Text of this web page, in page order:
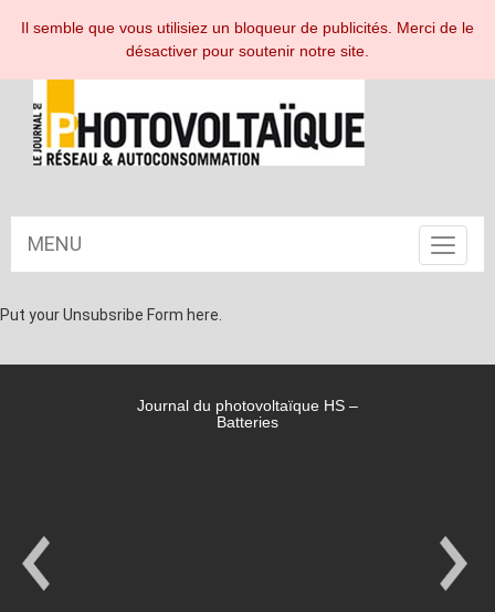
ESPACE ABONNÉ
MENU
Toggle
Put your Unsubsribe Form here.
Journal du photovoltaïque HS –
Batteries
Il semble que vous utilisiez un bloqueur de publicités. Merci de le
désactiver pour soutenir notre site.